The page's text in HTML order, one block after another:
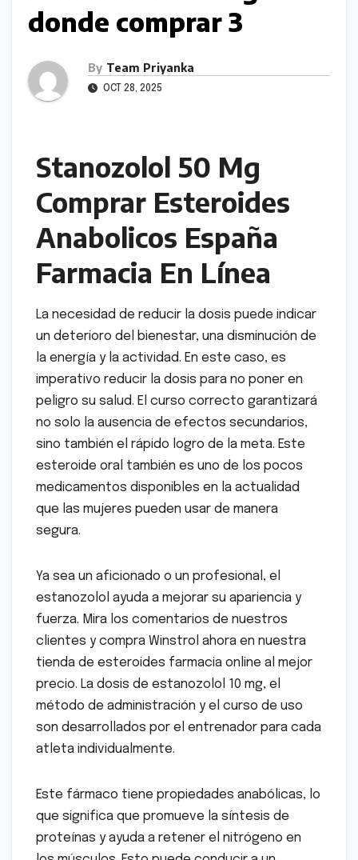
donde comprar 3
By Team Priyanka
OCT 28, 2025
Stanozolol 50 Mg
Comprar Esteroides
Anabolicos España
Farmacia En Línea
La necesidad de reducir la dosis puede indicar
un deterioro del bienestar, una disminución de
la energía y la actividad. En este caso, es
imperativo reducir la dosis para no poner en
peligro su salud. El curso correcto garantizará
no solo la ausencia de efectos secundarios,
sino también el rápido logro de la meta. Este
esteroide oral también es uno de los pocos
medicamentos disponibles en la actualidad
que las mujeres pueden usar de manera
segura.
Ya sea un aficionado o un profesional, el
estanozolol ayuda a mejorar su apariencia y
fuerza. Mira los comentarios de nuestros
clientes y compra Winstrol ahora en nuestra
tienda de esteroides farmacia online al mejor
precio. La dosis de estanozolol 10 mg, el
método de administración y el curso de uso
son desarrollados por el entrenador para cada
atleta individualmente.
Este fármaco tiene propiedades anabólicas, lo
que significa que promueve la síntesis de
proteínas y ayuda a retener el nitrógeno en